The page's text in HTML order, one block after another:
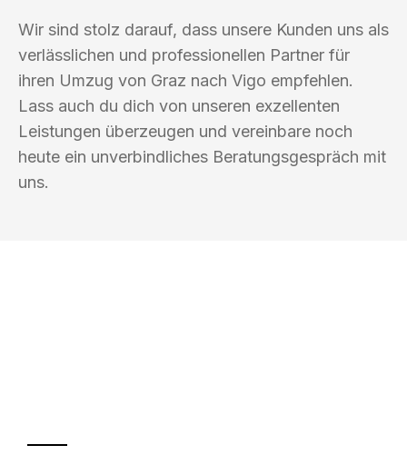
Wir sind stolz darauf, dass unsere Kunden uns als
verlässlichen und professionellen Partner für
ihren Umzug von Graz nach Vigo empfehlen.
Lass auch du dich von unseren exzellenten
Leistungen überzeugen und vereinbare noch
heute ein unverbindliches Beratungsgespräch mit
uns.